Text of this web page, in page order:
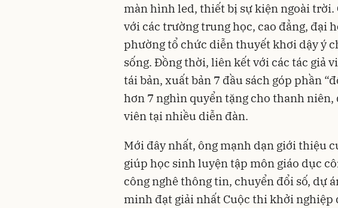
màn hình led, thiết bị sự kiện ngoài
với các trường trung học, cao đẳng, đại
phường tổ chức diễn thuyết khơi dậy ý
sống. Đồng thời, liên kết với các tác giả
tái bản, xuất bản 7 đầu sách góp phần
hơn 7 nghìn quyển tặng cho thanh
viên tại nhiều diễn đàn.
Mới đây nhất, ông mạnh dạn giới thiệu
giúp học sinh luyện tập môn giáo dục
công nghê thông tin, chuyển đổi số, dự
minh đạt giải nhất Cuộc thi khởi nghiệp